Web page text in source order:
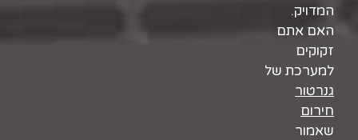
המדויק.
האם אתם
זקוקים
למערכת של
גנרטור
חירום
שאמור